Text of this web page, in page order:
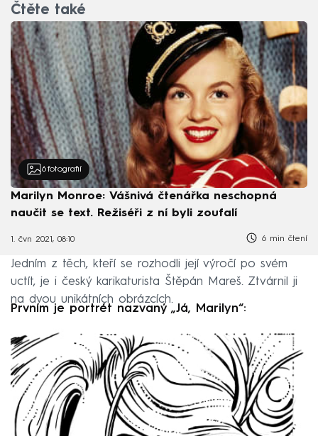
Čtěte také
6 fotografií
Marilyn Monroe: Vášnivá čtenářka neschopná
naučit se text. Režiséři z ní byli zoufalí
1. čvn 2021, 08:10 6 min čtení
Jedním z těch, kteří se rozhodli její výročí po svém
uctít, je i český karikaturista Štěpán Mareš. Ztvárnil ji
na dvou unikátních obrázcích.
Prvním je portrét nazvaný „Já, Marilyn“: